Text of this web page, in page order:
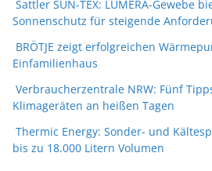
Sattler SUN-TEX: LUMERA-Gewebe
Sonnenschutz für steigende
BRÖTJE zeigt erfolgreichen
Einfamilienhaus
Verbraucherzentrale NRW: Fünf
Klimageräten an heißen Tagen
Thermic Energy: Sonder- und
bis zu 18.000 Litern Volumen